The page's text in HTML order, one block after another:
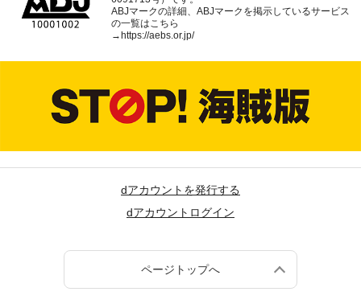
ABJマークの詳細、ABJマークを掲示しているサービス
の一覧はこちら
→ https://aebs.or.jp/
dアカウントを発行する
dアカウントログイン
ページトップへ